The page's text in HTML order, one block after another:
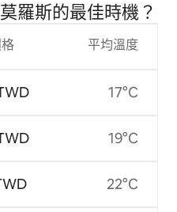
羅斯的最佳時機？
平均溫度
17°C
19°C
22°C